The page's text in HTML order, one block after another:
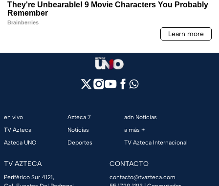
en vivo
TV Azteca
Azteca UNO
Azteca 7
Noticias
Deportes
adn Noticias
a más +
TV Azteca Internacional
TV AZTECA
Periférico Sur 4121,
CONTACTO
contacto@tvazteca.com